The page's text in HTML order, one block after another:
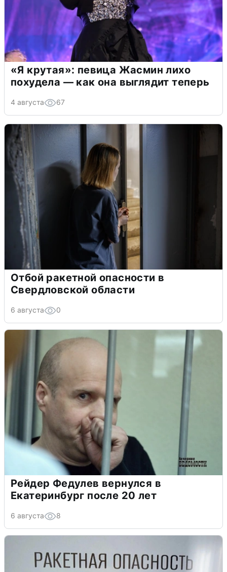
«Я крутая»: певица Жасмин лихо
похудела — как она выглядит теперь
4 августа 67
Отбой ракетной опасности в
Свердловской области
6 августа 0
Рейдер Федулев вернулся в
Екатеринбург после 20 лет
6 августа 8